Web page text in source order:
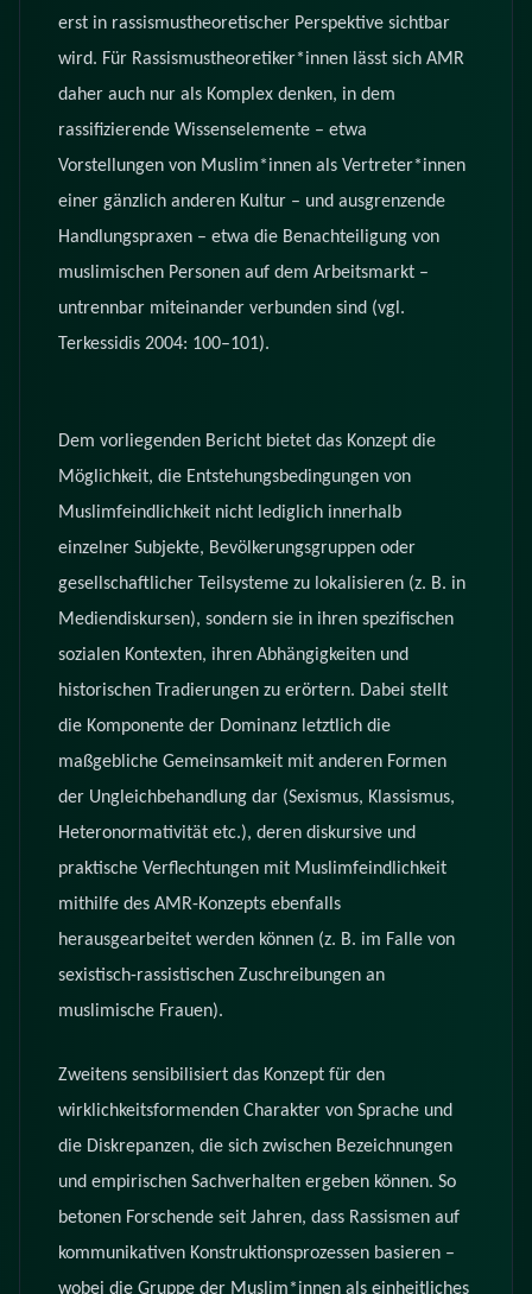
erst in rassismustheoretischer Perspektive sichtbar
wird. Für Rassismustheoretiker*innen lässt sich AMR
daher auch nur als Komplex denken, in dem
rassifizierende Wissenselemente – etwa
Vorstellungen von Muslim*innen als Vertreter*innen
einer gänzlich anderen Kultur – und ausgrenzende
Handlungspraxen – etwa die Benachteiligung von
muslimischen Personen auf dem Arbeitsmarkt –
untrennbar miteinander verbunden sind (vgl.
Terkessidis 2004: 100–101).
Dem vorliegenden Bericht bietet das Konzept die
Möglichkeit, die Entstehungsbedingungen von
Muslimfeindlichkeit nicht lediglich innerhalb
einzelner Subjekte, Bevölkerungsgruppen oder
gesellschaftlicher Teilsysteme zu lokalisieren (z. B. in
Mediendiskursen), sondern sie in ihren spezifischen
sozialen Kontexten, ihren Abhängigkeiten und
historischen Tradierungen zu erörtern. Dabei stellt
die Komponente der Dominanz letztlich die
maßgebliche Gemeinsamkeit mit anderen Formen
der Ungleichbehandlung dar (Sexismus, Klassismus,
Heteronormativität etc.), deren diskursive und
praktische Verflechtungen mit Muslimfeindlichkeit
mithilfe des AMR-Konzepts ebenfalls
herausgearbeitet werden können (z. B. im Falle von
sexistisch-rassistischen Zuschreibungen an
muslimische Frauen).
Zweitens sensibilisiert das Konzept für den
wirklichkeitsformenden Charakter von Sprache und
die Diskrepanzen, die sich zwischen Bezeichnungen
und empirischen Sachverhalten ergeben können. So
betonen Forschende seit Jahren, dass Rassismen auf
kommunikativen Konstruktionsprozessen basieren –
wobei die Gruppe der Muslim*innen als einheitliches